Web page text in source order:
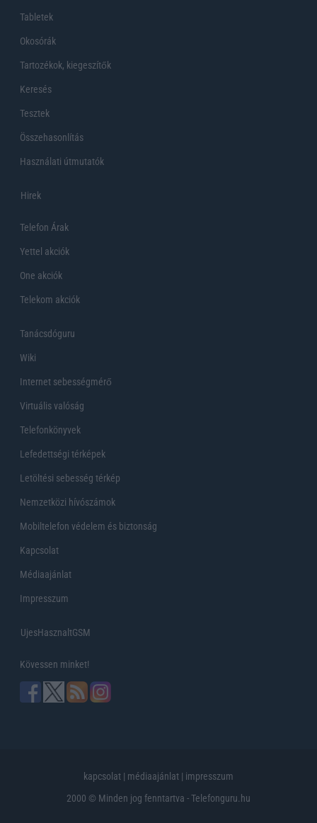
Tabletek
Okosórák
Tartozékok, kiegeszítők
Keresés
Tesztek
Összehasonlítás
Használati útmutatók
Hirek
Telefon Árak
Yettel akciók
One akciók
Telekom akciók
Tanácsdóguru
Wiki
Internet sebességmérő
Virtuális valóság
Telefonkönyvek
Lefedettségi térképek
Letöltési sebesség térkép
Nemzetközi hívószámok
Mobiltelefon védelem és biztonság
Kapcsolat
Médiaajánlat
Impresszum
UjesHasznaltGSM
Kövessen minket!
kapcsolat | médiaajánlat | impresszum
2000 © Minden jog fenntartva - Telefonguru.hu